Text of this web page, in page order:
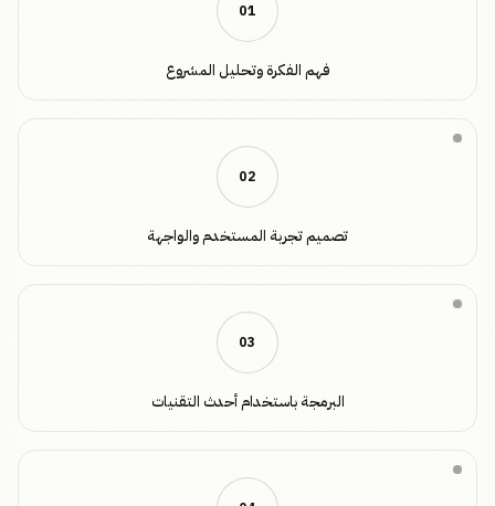
01
فهم الفكرة وتحليل المشروع
02
تصميم تجربة المستخدم والواجهة
03
البرمجة باستخدام أحدث التقنيات